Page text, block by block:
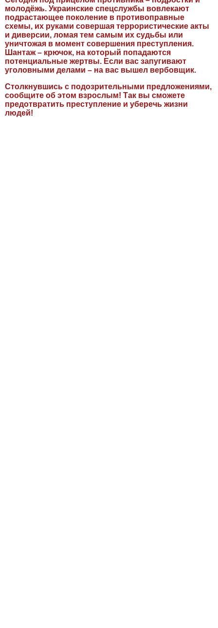
молодёжь. Украинские спецслужбы вовлекают
подрастающее поколение в противоправные
схемы, их руками совершая террористические акты
и диверсии, ломая тем самым их судьбы или
уничтожая в момент совершения преступления.
Шантаж – крючок, на который попадаются
потенциальные жертвы. Если вас запугивают
уголовными делами – на вас вышел вербовщик.
Столкнувшись с подозрительными предложениями,
сообщите об этом взрослым! Так вы сможете
предотвратить преступление и уберечь жизни
людей!